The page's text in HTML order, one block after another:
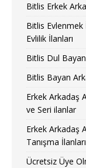
Bitlis Erkek
Bitlis Evlenmek
Evlilik İlanları
Bitlis Dul
Bitlis Bayan
Erkek Arkadaş
ve Seri ilanlar
Erkek Arkadaş
Tanışma
Ücretsiz Üye